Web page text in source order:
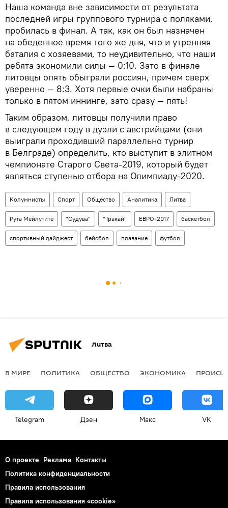
Наша команда вне зависимости от результата
последней игры группового турнира с поляками,
пробилась в финал. А так, как он был назначен
на обеденное время того же дня, что и утренняя
баталия с хозяевами, то неудивительно, что наши
ребята экономили силы — 0:10. Зато в финале
литовцы опять обыграли россиян, причем сверх
уверенно — 8:3. Хотя первые очки были набраны
только в пятом иннинге, зато сразу — пять!
Таким образом, литовцы получили право
в следующем году в дуэли с австрийцами (они
выиграли проходивший параллельно турнир
в Белграде) определить, кто выступит в элитном
чемпионате Старого Света-2019, который будет
являться ступенью отбора на Олимпиаду-2020.
Колумнисты Спорт Общество Аналитика Литва
Рута Мейлутите "Судува" "Тракай" ЕВРО-2017 баскетбол
спортивный дайджест бейсбол плавание футбол
Литва
В МИРЕ ПОЛИТИКА ОБЩЕСТВО ЭКОНОМИКА
Telegram Дзен Макс VK
О проекте Реклама Контакты
Политика конфиденциальности
Правила использования
Правила использования «cookie»